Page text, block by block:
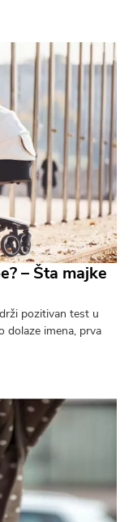
– Šta majke
pozitivan test u
dolaze imena, prva